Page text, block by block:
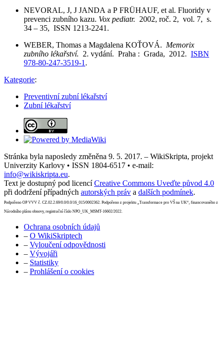
NEVORAL, J, J JANDA a P FRÜHAUF, et al. Fluoridy v
prevenci zubního kazu. Vox pediatr. 2002, roč. 2, vol. 7, s.
34 – 35, ISSN 1213-2241.
WEBER, Thomas a Magdalena KOŤOVÁ. Memorix
zubního lékařství. 2. vydání. Praha : Grada, 2012. ISBN
978-80-247-3519-1 .
Kategorie:
Preventivní zubní lékařství
Zubní lékařství
Stránka byla naposledy změněna 9. 5. 2017. – WikiSkripta, projekt
Univerzity Karlovy • ISSN 1804-6517 • e-mail:
info@wikiskripta.eu.
Text je dostupný pod licencíCreative Commons Uveďte původ 4.0
při dodržení případných autorských práv a dalších podmínek.
Podpořeno OP VVV č. CZ.02.2.69/0.0/0.0/16_015/0002362. Podpořeno z projektu „Transformace pro VŠ na UK“, financovaného z
Národního plánu obnovy, registrační číslo NPO_UK_MSMT-16602/2022.
Ochrana osobních údajů
– O WikiSkriptech
– Vyloučení odpovědnosti
– Vývojáři
– Statistiky
– Prohlášení o cookies